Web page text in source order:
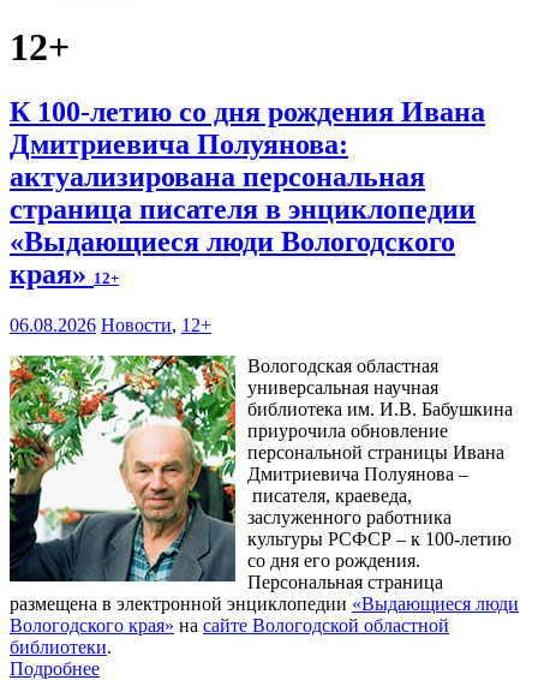
12+
К 100‑летию со дня рождения Ивана
Дмитриевича Полуянова:
актуализирована персональная
страница писателя в энциклопедии
«Выдающиеся люди Вологодского
края» 12+
06.08.2026 Новости, 12+
Вологодская областная
универсальная научная
библиотека им. И.В. Бабушкина
приурочила обновление
персональной страницы Ивана
Дмитриевича Полуянова –
писателя, краеведа,
заслуженного работника
культуры РСФСР – к 100‑летию
со дня его рождения.
Персональная страница
размещена в электронной энциклопедии «Выдающиеся люди
Вологодского края» на сайте Вологодской областной
библиотеки.
Подробнее